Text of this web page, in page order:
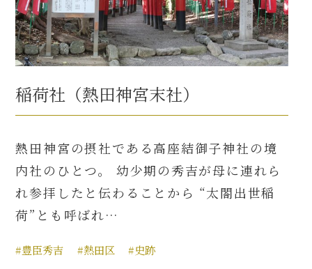
稲荷社（熱田神宮末社）
熱田神宮の摂社である高座結御子神社の境
内社のひとつ。 幼少期の秀吉が母に連れら
れ参拝したと伝わることから “太閤出世稲
荷”とも呼ばれ…
#豊臣秀吉 #熱田区 #史跡